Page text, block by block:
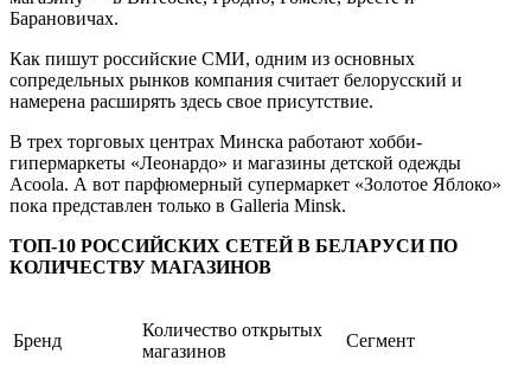
Барановичах.
Как пишут российские СМИ, одним из основных
сопредельных рынков компания считает белорусский и
намерена расширять здесь свое присутствие.
В трех торговых центрах Минска работают хобби-
гипермаркеты «Леонардо» и магазины детской одежды
Acoola. А вот парфюмерный супермаркет «Золотое Яблоко»
пока представлен только в Galleria Minsk.
ТОП-10 РОССИЙСКИХ СЕТЕЙ В БЕЛАРУСИ ПО
КОЛИЧЕСТВУ МАГАЗИНОВ
Бренд
Количество открытых
магазинов
Сегмент